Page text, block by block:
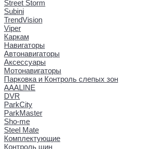
Street Storm
Subini
TrendVision
Viper
Каркам
Навигаторы
Автонавигаторы
Аксессуары
Мотонавигаторы
Парковка и Контроль слепых зон
AAALINE
DVR
ParkCity
ParkMaster
Sho-me
Steel Mate
Комплектующие
Контроль шин